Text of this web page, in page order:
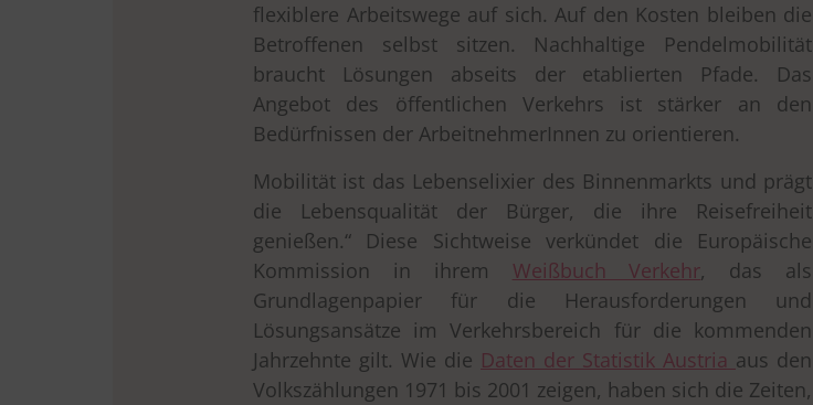
flexiblere Arbeitswege auf sich. Auf den Kosten bleiben die
Betroffenen selbst sitzen. Nachhaltige Pendelmobilität
braucht Lösungen abseits der etablierten Pfade. Das
Angebot des öffentlichen Verkehrs ist stärker an den
Bedürfnissen der ArbeitnehmerInnen zu orientieren.
Mobilität ist das Lebenselixier des Binnenmarkts und prägt
die Lebensqualität der Bürger, die ihre Reisefreiheit
genießen.“ Diese Sichtweise verkündet die Europäische
Kommission in ihrem Weißbuch Verkehr, das als
Grundlagenpapier für die Herausforderungen und
Lösungsansätze im Verkehrsbereich für die kommenden
Jahrzehnte gilt. Wie die Daten der Statistik Austria aus den
Volkszählungen 1971 bis 2001 zeigen, haben sich die Zeiten,